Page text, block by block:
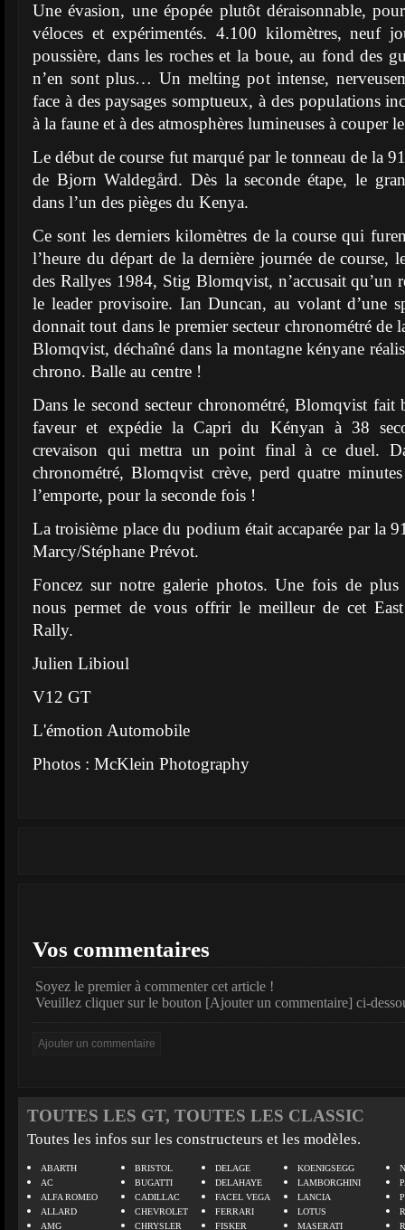
Une évasion, une épopée plutôt déraisonnable,
véloces et expérimentés. 4.100 kilomètres, neuf
poussière, dans les roches et la boue, au fond des
n’en sont plus… Un melting pot intense,
face à des paysages somptueux, à des populations
à la faune et à des atmosphères lumineuses à couper
Le début de course fut marqué par le tonneau de la
de Bjorn Waldegård. Dès la seconde étape, le
dans l’un des pièges du Kenya.
Ce sont les derniers kilomètres de la course qui
l’heure du départ de la dernière journée de course,
des Rallyes 1984, Stig Blomqvist, n’accusait qu’un
le leader provisoire. Ian Duncan, au volant d’une
donnait tout dans le premier secteur chronométré de
Blomqvist, déchaîné dans la montagne kényane
chrono. Balle au centre !
Dans le second secteur chronométré, Blomqvist fait
faveur et expédie la Capri du Kényan à 38
crevaison qui mettra un point final à ce duel.
chronométré, Blomqvist crève, perd quatre
l’emporte, pour la seconde fois !
La troisième place du podium était accaparée par la
Marcy/Stéphane Prévot.
Foncez sur notre galerie photos. Une fois de
nous permet de vous offrir le meilleur de cet
Rally.
Julien Libioul
V12 GT
L'émotion Automobile
Photos : McKlein Photography
Vos commentaires
Soyez le premier à commenter cet article !
Veuillez cliquer sur le bouton [Ajouter un commentaire] ci-
TOUTES LES GT, TOUTES LES CLASSIC
Toutes les infos sur les constructeurs et les modèles.
ABARTH
AC
ALFA ROMEO
ALLARD
AMG
BRISTOL
BUGATTI
CADILLAC
CHEVROLET
CHRYSLER
DELAGE
DELAHAYE
FACEL VEGA
FERRARI
FISKER
KOENIGSEGG
LAMBORGHINI
LANCIA
LOTUS
MASERATI